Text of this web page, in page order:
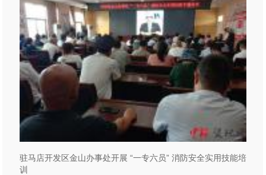
驻马店开发区金山办事处开展 “一专六员” 消防安全实用技能培
训